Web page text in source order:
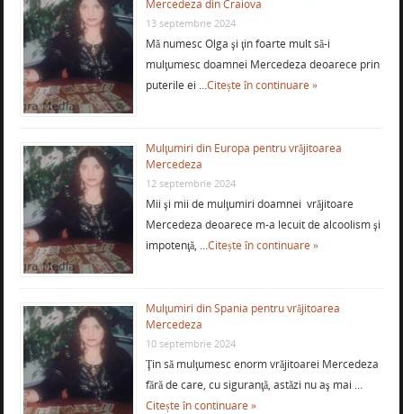
Mercedeza din Craiova
13 septembrie 2024
Mă numesc Olga şi ţin foarte mult să-i
mulţumesc doamnei Mercedeza deoarece prin
puterile ei …Citește în continuare »
Mulţumiri din Europa pentru vrăjitoarea
Mercedeza
12 septembrie 2024
Mii şi mii de mulţumiri doamnei vrăjitoare
Mercedeza deoarece m-a lecuit de alcoolism şi
impotenţă, …Citește în continuare »
Mulţumiri din Spania pentru vrăjitoarea
Mercedeza
10 septembrie 2024
Ţin să mulţumesc enorm vrăjitoarei Mercedeza
fără de care, cu siguranţă, astăzi nu aş mai …
Citește în continuare »